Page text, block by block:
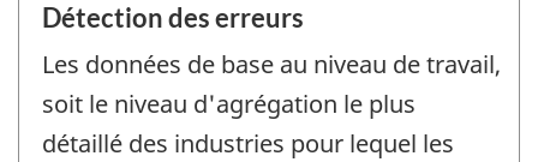
Détection des erreurs
Les données de base au niveau de travail,
soit le niveau d'agrégation le plus
détaillé des industries pour lequel les